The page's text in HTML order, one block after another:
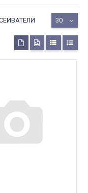
30